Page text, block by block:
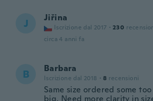
J Jiřina
Iscrizione dal 2017 · 230
circa 4 anni fa
B Barbara
Iscrizione dal 2018 · 8 recensioni
Same size ordered some
big. Need more clarity in